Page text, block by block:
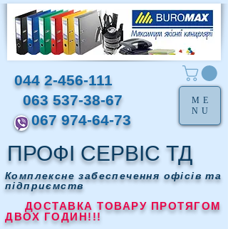
ПРОФІ СЕРВІС ТД
Комплексне забеспечення офісів та
підприємств
ДОСТАВКА ТОВАРУ ПРОТЯГОМ
ДВОХ ГОДИН!!!
044 2-456-111
063 537-38-67
067 974-64-73
ME
NU